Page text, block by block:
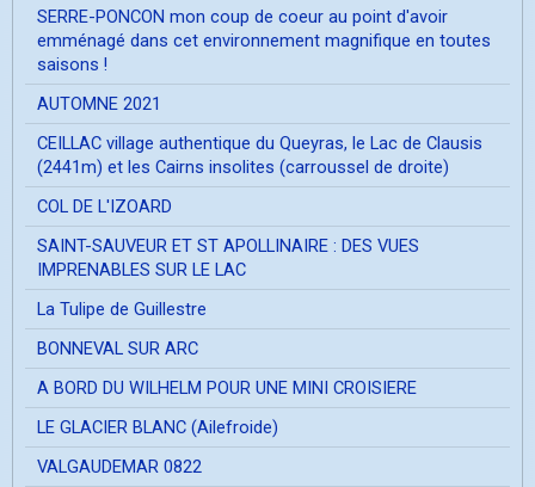
SERRE-PONCON mon coup de coeur au point d'avoir
emménagé dans cet environnement magnifique en toutes
saisons !
AUTOMNE 2021
CEILLAC village authentique du Queyras, le Lac de Clausis
(2441m) et les Cairns insolites (carroussel de droite)
COL DE L'IZOARD
SAINT-SAUVEUR ET ST APOLLINAIRE : DES VUES
IMPRENABLES SUR LE LAC
La Tulipe de Guillestre
BONNEVAL SUR ARC
A BORD DU WILHELM POUR UNE MINI CROISIERE
LE GLACIER BLANC (Ailefroide)
VALGAUDEMAR 0822